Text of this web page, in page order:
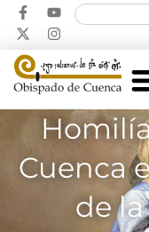
Cuenca
de